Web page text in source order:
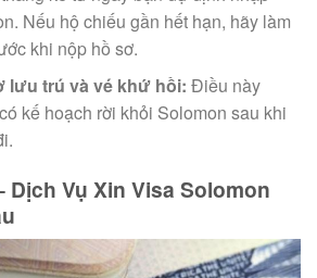
Nếu hộ chiếu gần hết hạn, hãy làm
khi nộp hồ sơ.
lưu trú và vé khứ hồi: Điều này
kế hoạch rời khỏi Solomon sau khi
Dịch Vụ Xin Visa Solomon